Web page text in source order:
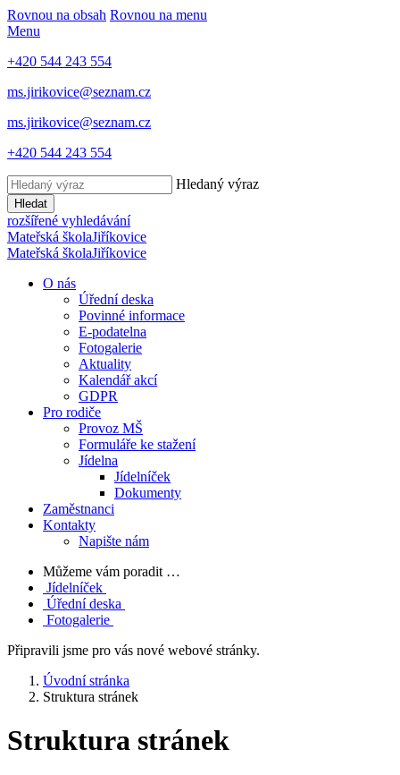
Rovnou na obsah Rovnou na menu
Menu
+420 544 243 554
ms.jirikovice@seznam.cz
ms.jirikovice@seznam.cz
+420 544 243 554
Hledaný výraz
Hledat
rozšířené vyhledávání
Mateřská školaJiříkovice
Mateřská školaJiříkovice
O nás
Úřední deska
Povinné informace
E-podatelna
Fotogalerie
Aktuality
Kalendář akcí
GDPR
Pro rodiče
Provoz MŠ
Formuláře ke stažení
Jídelna
Jídelníček
Dokumenty
Zaměstnanci
Kontakty
Napište nám
Můžeme vám poradit …
Jídelníček
Úřední deska
Fotogalerie
Připravili jsme pro vás nové webové stránky.
Úvodní stránka
Struktura stránek
Struktura stránek